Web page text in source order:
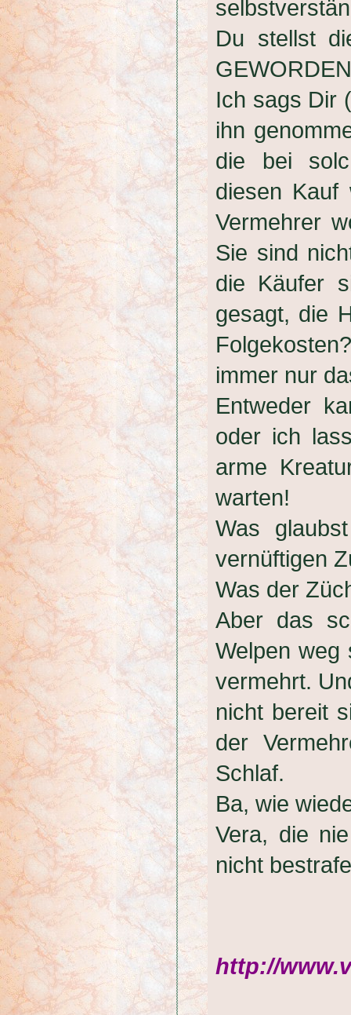
Du stellst
Ich sags Dir
ihn
die bei
diesen Kauf
Vermehrer
Sie sind
die Käufer
gesagt, die
immer nur
Entweder
oder ich
arme
warten!
Was
vernüftigen
Was der
Aber das
Welpen weg
vermehrt.
nicht bereit
der
Schlaf.
Ba, wie
Vera, die
nicht
http://